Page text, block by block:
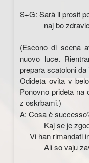
S+G: Sarà il prosit
naj bo
(Escono di scena
nuovo luce.
prepara scatoloni da
Odideta ovita v
Ponovno prideta na
z oskrbami.)
A: Cosa è
Kaj se je
Vi han rimandati
Ali so vaju